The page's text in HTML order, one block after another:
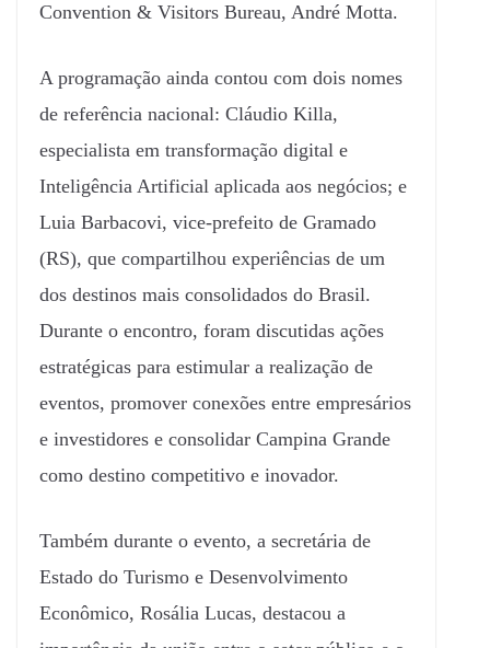
Convention & Visitors Bureau, André Motta.
A programação ainda contou com dois nomes
de referência nacional: Cláudio Killa,
especialista em transformação digital e
Inteligência Artificial aplicada aos negócios; e
Luia Barbacovi, vice-prefeito de Gramado
(RS), que compartilhou experiências de um
dos destinos mais consolidados do Brasil.
Durante o encontro, foram discutidas ações
estratégicas para estimular a realização de
eventos, promover conexões entre empresários
e investidores e consolidar Campina Grande
como destino competitivo e inovador.
Também durante o evento, a secretária de
Estado do Turismo e Desenvolvimento
Econômico, Rosália Lucas, destacou a